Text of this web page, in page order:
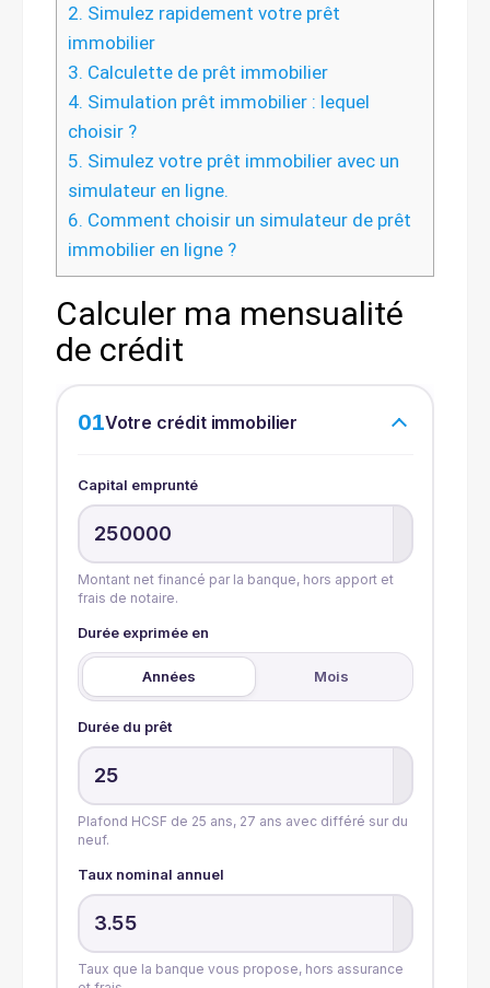
2. Simulez rapidement votre prêt
immobilier
3. Calculette de prêt immobilier
4. Simulation prêt immobilier : lequel
choisir ?
5. Simulez votre prêt immobilier avec un
simulateur en ligne.
6. Comment choisir un simulateur de prêt
immobilier en ligne ?
Calculer ma mensualité
de crédit